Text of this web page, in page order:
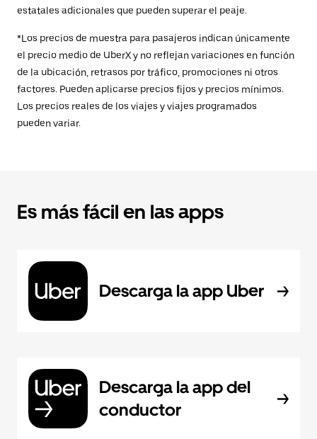
estatales adicionales que pueden superar el peaje.
*Los precios de muestra para pasajeros indican únicamente
el precio medio de UberX y no reflejan variaciones en función
de la ubicación, retrasos por tráfico, promociones ni otros
factores. Pueden aplicarse precios fijos y precios mínimos.
Los precios reales de los viajes y viajes programados
pueden variar.
Es más fácil en las apps
Descarga la app Uber
Descarga la app del
conductor